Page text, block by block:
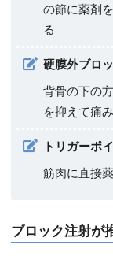
の節に薬剤
る
硬膜外ブロ
背骨の下の
を抑えて痛
トリガーポ
筋肉に直接
ブロック注射が